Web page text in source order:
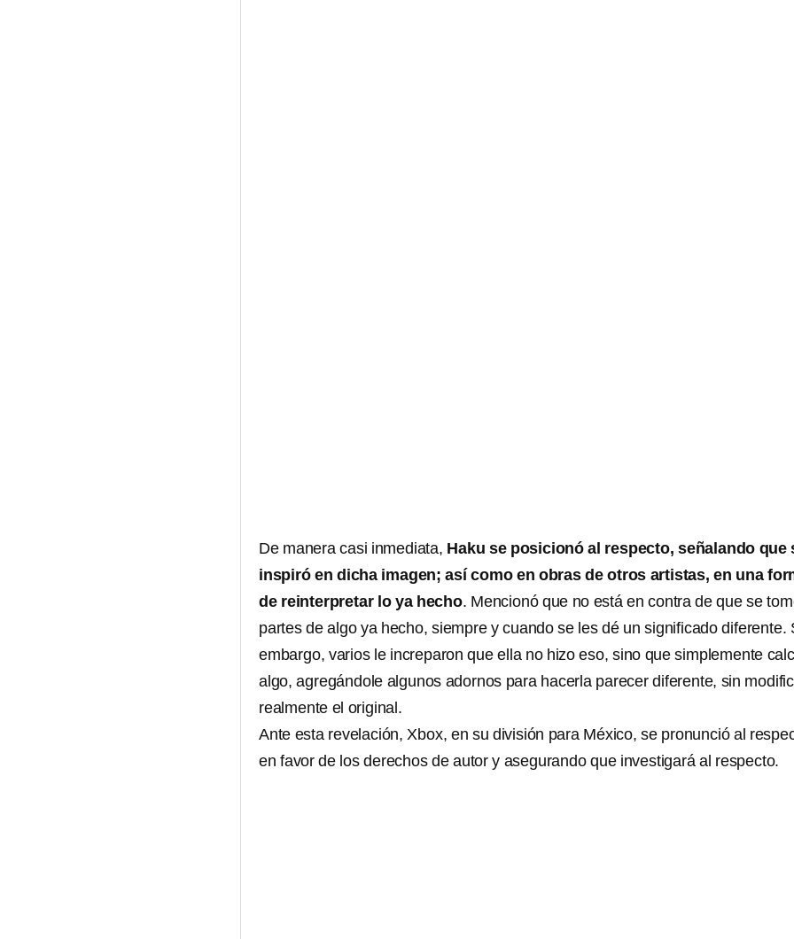
De manera casi inmediata, Haku se posicionó al respecto, señalando que
inspiró en dicha imagen; así como en obras de otros artistas, en una
de reinterpretar lo ya hecho. Mencionó que no está en contra de que se
partes de algo ya hecho, siempre y cuando se les dé un significado diferente.
embargo, varios le increparon que ella no hizo eso, sino que simplemente
algo, agregándole algunos adornos para hacerla parecer diferente, sin
realmente el original.
Ante esta revelación, Xbox, en su división para México, se pronunció al
en favor de los derechos de autor y asegurando que investigará al respecto.